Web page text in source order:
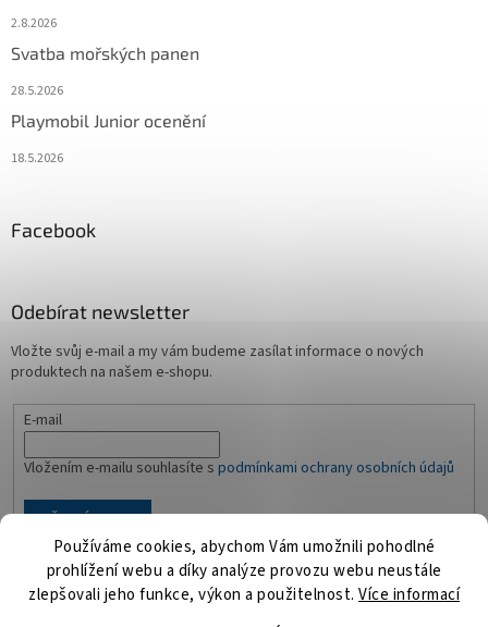
Používáme cookies, abychom Vám umožnili pohodlné
prohlížení webu a díky analýze provozu webu neustále
zlepšovali jeho funkce, výkon a použitelnost. Více informací
2.8.2026
Svatba mořských panen
28.5.2026
Playmobil Junior ocenění
18.5.2026
Facebook
Odebírat newsletter
Vložte svůj e-mail a my vám budeme zasílat informace o nových
produktech na našem e-shopu.
E-mail
Vložením e-mailu souhlasíte s podmínkami ochrany osobních údajů
PŘIHLÁSIT SE